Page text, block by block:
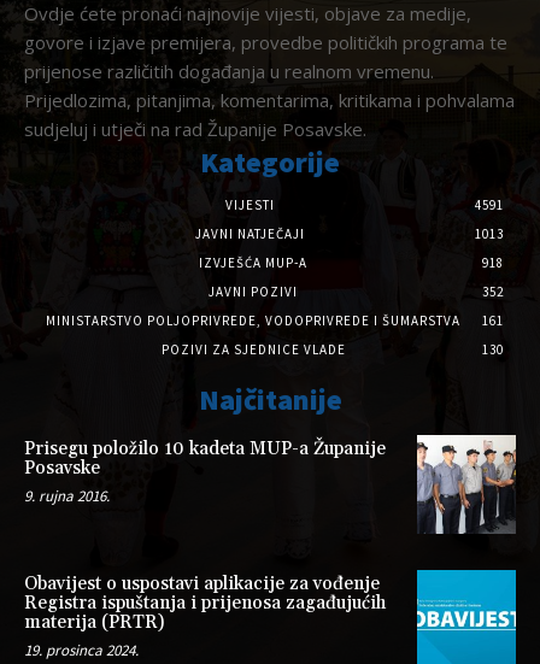
Ovdje ćete pronaći najnovije vijesti, objave za medije,
govore i izjave premijera, provedbe političkih programa te
prijenose različitih događanja u realnom vremenu.
Prijedlozima, pitanjima, komentarima, kritikama i pohvalama
sudjeluj i utječi na rad Županije Posavske.
Kategorije
VIJESTI
4591
JAVNI NATJEČAJI
1013
IZVJEŠĆA MUP-A
918
JAVNI POZIVI
352
MINISTARSTVO POLJOPRIVREDE, VODOPRIVREDE I ŠUMARSTVA
161
POZIVI ZA SJEDNICE VLADE
130
Najčitanije
Prisegu položilo 10 kadeta MUP-a Županije
Posavske
9. rujna 2016.
Obavijest o uspostavi aplikacije za vođenje
Registra ispuštanja i prijenosa zagađujućih
materija (PRTR)
19. prosinca 2024.